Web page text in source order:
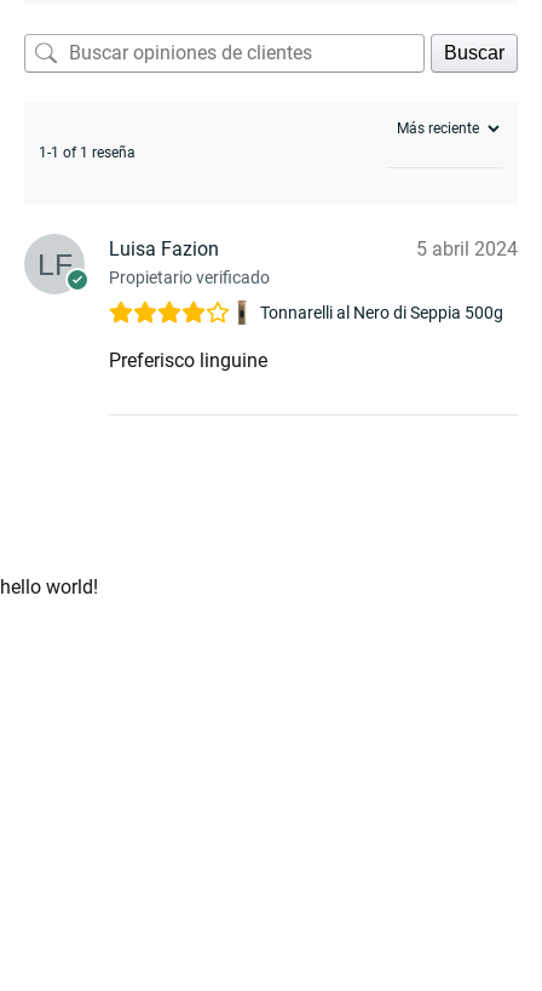
Buscar
1-1 of 1 reseña
Luisa Fazion
Propietario verificado
5 abril 2024
Tonnarelli al Nero di Seppia 500g
Preferisco linguine
hello world!